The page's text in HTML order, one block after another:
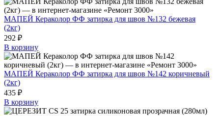
МАПЕЙ Кераколор ФФ затирка для швов №132 бежевая
(2кг)
292 ₽
В корзину
МАПЕЙ Кераколор ФФ затирка для швов №142 коричневый
(2кг)
435 ₽
В корзину